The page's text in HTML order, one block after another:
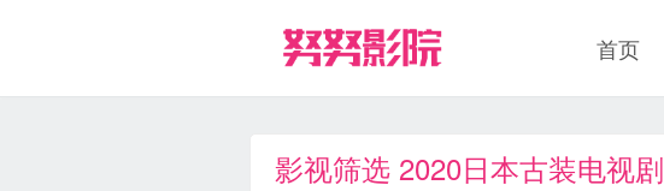
首页
影视筛选 2020日本古装电视剧